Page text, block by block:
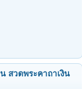
สวดพระคาถาเงิน